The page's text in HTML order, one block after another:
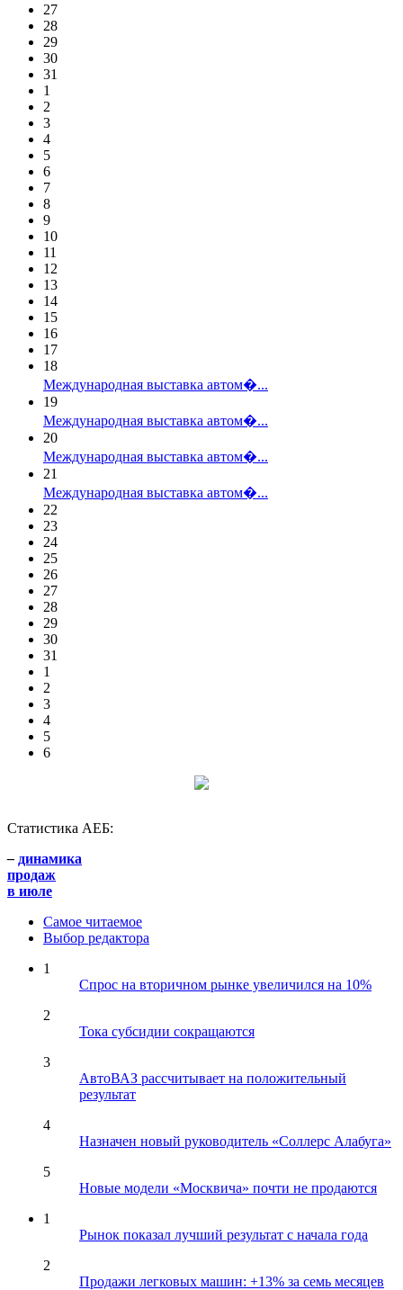
27
28
29
30
31
1
2
3
4
5
6
7
8
9
10
11
12
13
14
15
16
17
18
Международная выставка автом�...
19
Международная выставка автом�...
20
Международная выставка автом�...
21
Международная выставка автом�...
22
23
24
25
26
27
28
29
30
31
1
2
3
4
5
6
Статистика АЕБ:
– динамика
продаж
в июле
Самое читаемое
Выбор редактора
1
Спрос на вторичном рынке увеличился на 10%
2
Тока субсидии сокращаются
3
АвтоВАЗ рассчитывает на положительный
результат
4
Назначен новый руководитель «Соллерс Алабуга»
5
Новые модели «Москвича» почти не продаются
1
Рынок показал лучший результат с начала года
2
Продажи легковых машин: +13% за семь месяцев